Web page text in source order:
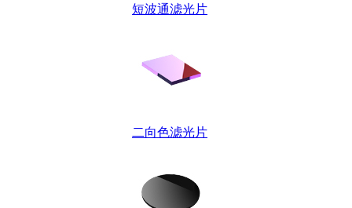
短波通滤光片
二向色滤光片